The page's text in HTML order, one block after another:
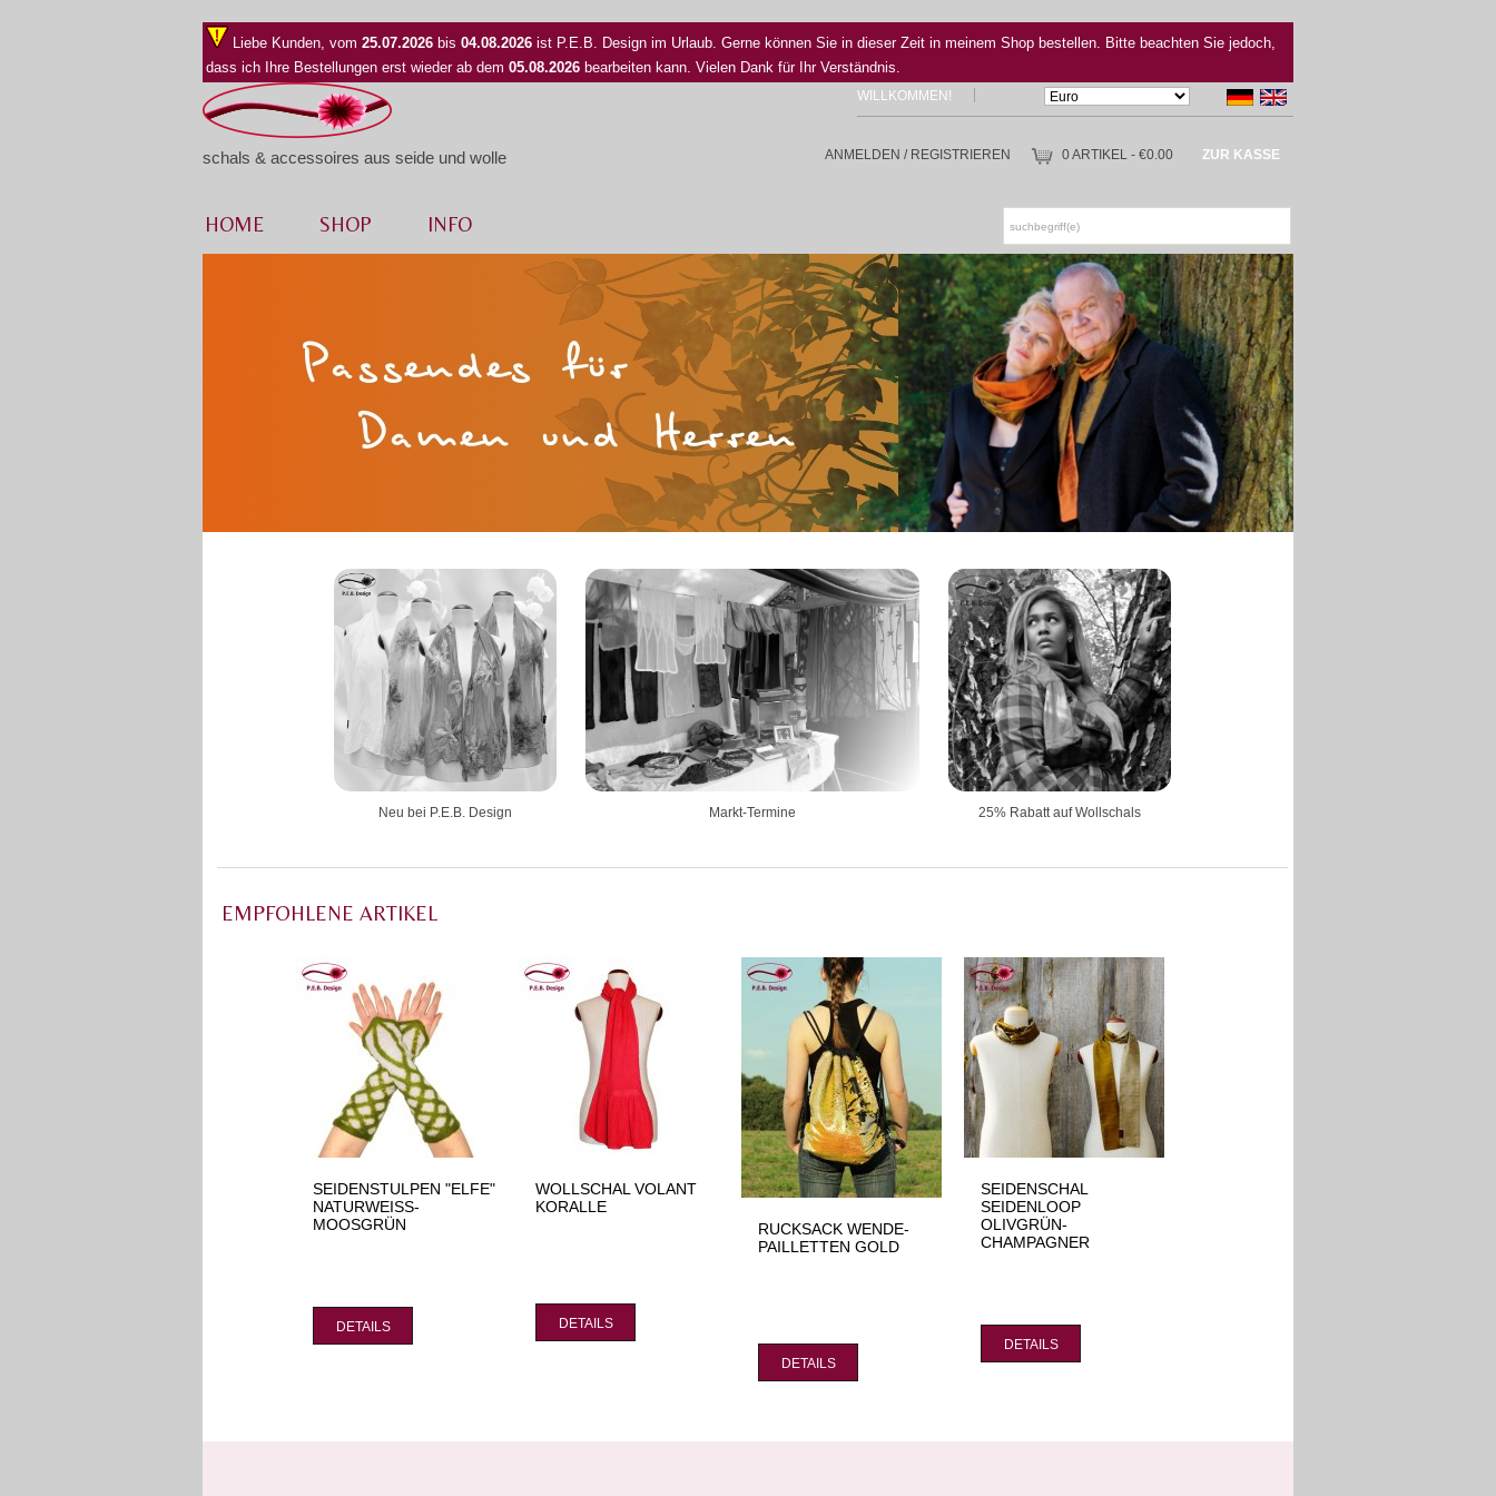
Liebe Kunden, vom 25.07.2026bis 04.08.2026ist P.E.B. Design im Urlaub. Gerne können Sie in dieser Zeit in meinem Shop bestellen. Bitte beachten Sie jedoch,
dass ich Ihre Bestellungen erst wieder ab dem 05.08.2026bearbeiten kann. Vielen Dank für Ihr Verständnis.
WILLKOMMEN!
schals & accessoires aus seide und wolle ANMELDEN / REGISTRIEREN 0 ARTIKEL - €0.00 ZUR KASSE
HOME SHOP INFO
Neu bei P.E.B. Design Markt-Termine 25% Rabatt auf Wollschals
EMPFOHLENE ARTIKEL
SEIDENSTULPEN "ELFE"
NATURWEISS-
MOOSGRÜN
DETAILS
WOLLSCHAL VOLANT
KORALLE
DETAILS
RUCKSACK WENDE-
PAILLETTEN GOLD
DETAILS
SEIDENSCHAL
SEIDENLOOP
OLIVGRÜN-
CHAMPAGNER
DETAILS